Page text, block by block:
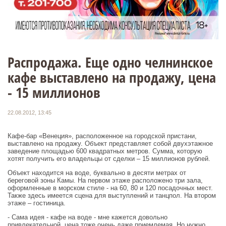
Распродажа. Еще одно челнинское
кафе выставлено на продажу, цена
- 15 миллионов
22.08.2012, 13:45
Кафе-бар «Венеция», расположенное на городской пристани,
выставлено на продажу. Объект представляет собой двухэтажное
заведение площадью 600 квадратных метров. Сумма, которую
хотят получить его владельцы от сделки – 15 миллионов рублей.
Объект находится на воде, буквально в десяти метрах от
береговой зоны Камы. На первом этаже расположено три зала,
оформленные в морском стиле - на 60, 80 и 120 посадочных мест.
Также здесь имеется сцена для выступлений и танцпол. На втором
этаже – гостиница.
- Сама идея - кафе на воде - мне кажется довольно